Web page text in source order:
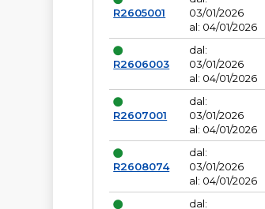
R2605001
03/01/2026
al: 04/01/2026
R2606003
dal:
03/01/2026
al: 04/01/2026
R2607001
dal:
03/01/2026
al: 04/01/2026
R2608074
dal:
03/01/2026
al: 04/01/2026
dal: